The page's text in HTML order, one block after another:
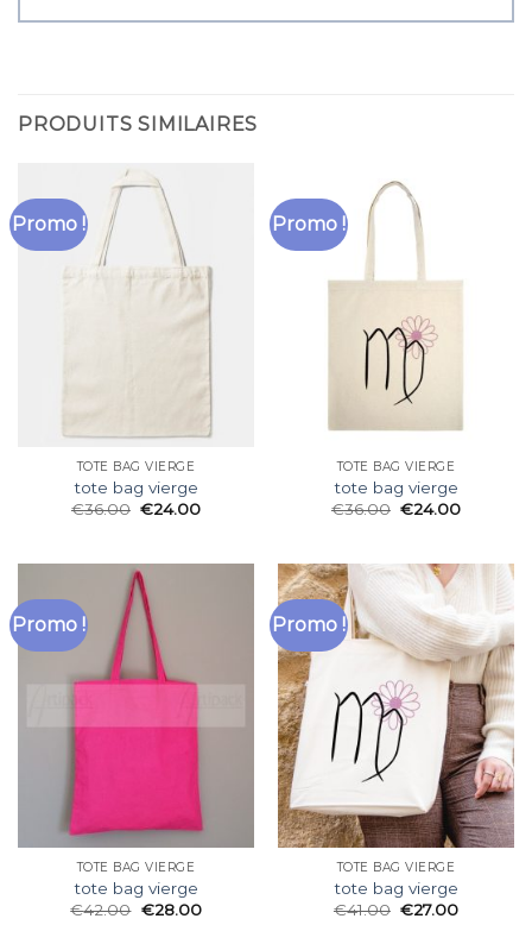
PRODUITS SIMILAIRES
Promo !
TOTE BAG VIERGE
tote bag vierge
€36.00 €24.00
Promo !
TOTE BAG VIERGE
tote bag vierge
€36.00 €24.00
Promo !
TOTE BAG VIERGE
tote bag vierge
€42.00 €28.00
Promo !
TOTE BAG VIERGE
tote bag vierge
€41.00 €27.00